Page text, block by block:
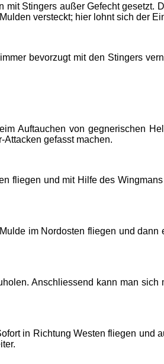
Stingers außer Gefecht
versteckt; hier lohnt sich der
bevorzugt mit den Stingers
Auftauchen von gegnerischen
gefasst machen.
fliegen und mit Hilfe des
im Nordosten fliegen und
Anschliessend kann man
in Richtung Westen fliegen und